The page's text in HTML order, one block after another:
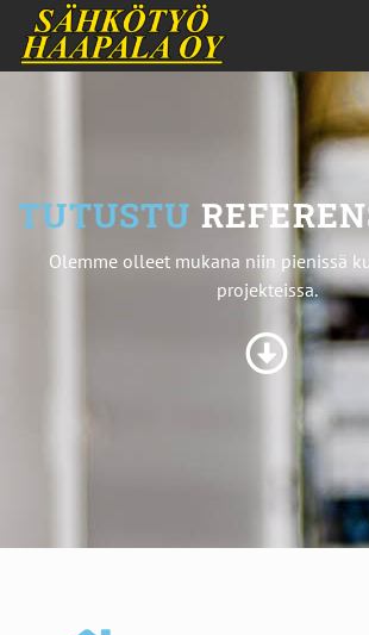
TUTUSTU
Olemme olleet mukana niin pienissä
projekteissa.